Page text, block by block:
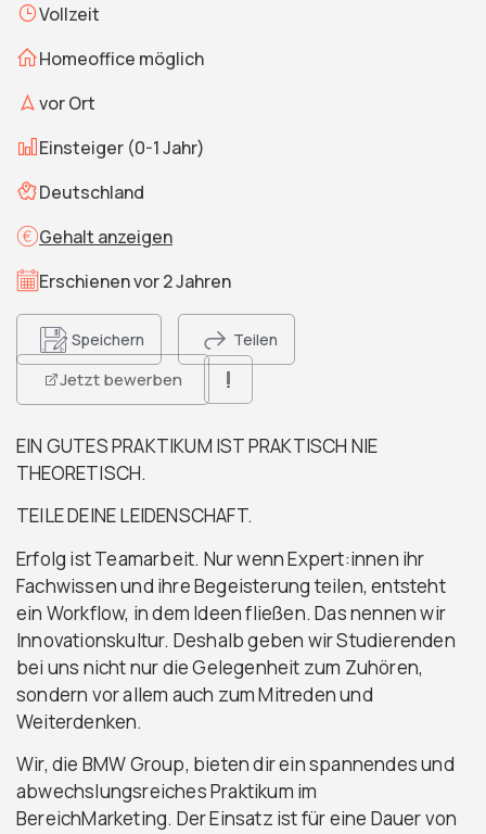
Vollzeit
Homeoffice möglich
vor Ort
Einsteiger (0-1 Jahr)
Deutschland
Gehalt anzeigen
Erschienen vor 2 Jahren
Speichern Teilen
Jetzt bewerben
EIN GUTES PRAKTIKUM IST PRAKTISCH NIE
THEORETISCH.
TEILE DEINE LEIDENSCHAFT.
Erfolg ist Teamarbeit. Nur wenn Expert:innen ihr
Fachwissen und ihre Begeisterung teilen, entsteht
ein Workflow, in dem Ideen fließen. Das nennen wir
Innovationskultur. Deshalb geben wir Studierenden
bei uns nicht nur die Gelegenheit zum Zuhören,
sondern vor allem auch zum Mitreden und
Weiterdenken.
Wir, die BMW Group, bieten dir ein spannendes und
abwechslungsreiches Praktikum im
BereichMarketing. Der Einsatz ist für eine Dauer von